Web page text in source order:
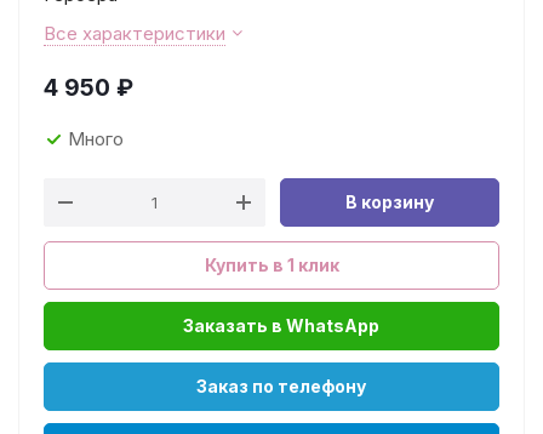
Все характеристики
4 950 ₽
Много
В корзину
Купить в 1 клик
Заказать в WhatsApp
Заказ по телефону